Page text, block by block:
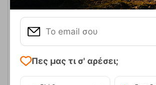
Σκούφος Whirlibird™ Cuffed Beanie Pink
Κωδικός:
Πες μας τι σ' αρέσει;